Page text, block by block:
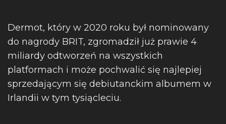
Dermot, który w 2020 roku był nominowany
do nagrody BRIT, zgromadził już prawie 4
miliardy odtworzeń na wszystkich
platformach i może pochwalić się najlepiej
sprzedającym się debiutanckim albumem w
Irlandii w tym tysiącleciu.